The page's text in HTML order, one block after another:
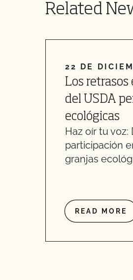
Related
22 DE
Los retrasos
del USDA
ecológicas
Haz oír tu voz:
participación
granjas
READ MORE